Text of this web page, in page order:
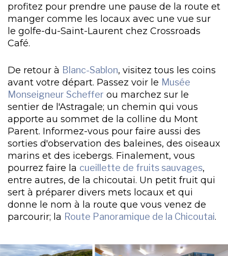
profitez pour prendre une pause de la route et
manger comme les locaux avec une vue sur
le golfe-du-Saint-Laurent chez Crossroads
Café.
De retour à Blanc-Sablon, visitez tous les coins
avant votre départ. Passez voir le Musée
Monseigneur Scheffer ou marchez sur le
sentier de l'Astragale; un chemin qui vous
apporte au sommet de la colline du Mont
Parent. Informez-vous pour faire aussi des
sorties d'observation des baleines, des oiseaux
marins et des icebergs. Finalement, vous
pourrez faire la cueillette de fruits sauvages,
entre autres, de la chicoutai. Un petit fruit qui
sert à préparer divers mets locaux et qui
donne le nom à la route que vous venez de
parcourir; la Route Panoramique de la Chicoutai.